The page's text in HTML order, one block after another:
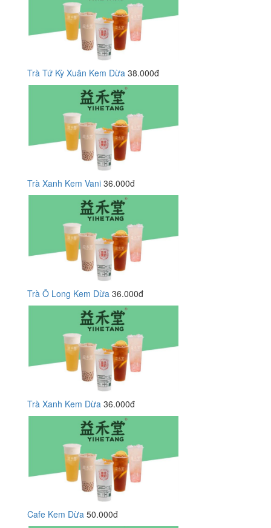
Trà Tứ Kỳ Xuân Kem Dừa 38.000đ
Trà Xanh Kem Vani 36.000đ
Trà Ô Long Kem Dừa 36.000đ
Trà Xanh Kem Dừa 36.000đ
Cafe Kem Dừa 50.000đ